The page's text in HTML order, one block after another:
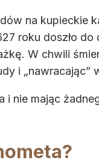
na kupieckie
roku doszło
W chwili
i „nawracając”
i nie mając